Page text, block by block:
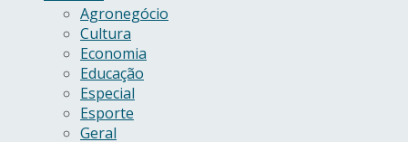
Agronegócio
Cultura
Economia
Educação
Especial
Esporte
Geral